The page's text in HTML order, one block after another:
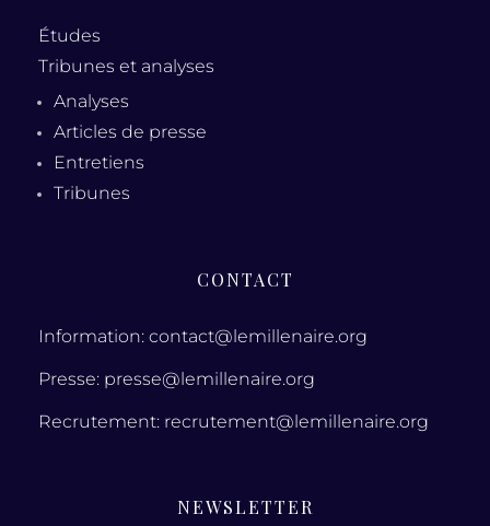
Études
Tribunes et analyses
Analyses
Articles de presse
Entretiens
Tribunes
CONTACT
Information: contact@lemillenaire.org
Presse: presse@lemillenaire.org
Recrutement: recrutement@lemillenaire.org
NEWSLETTER